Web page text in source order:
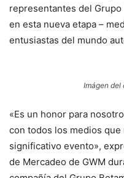
representantes del
en esta nueva etapa –
entusiastas del mundo
Imágen del
«Es un honor para
con todos los medios que
significativo evento»,
de Mercadeo de GWM